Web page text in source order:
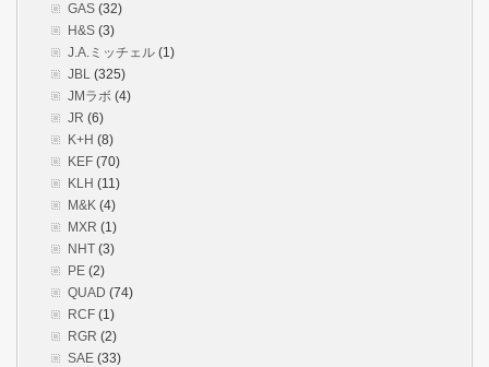
GAS (32)
H&S (3)
J.A.ミッチェル (1)
JBL (325)
JMラボ (4)
JR (6)
K+H (8)
KEF (70)
KLH (11)
M&K (4)
MXR (1)
NHT (3)
PE (2)
QUAD (74)
RCF (1)
RGR (2)
SAE (33)